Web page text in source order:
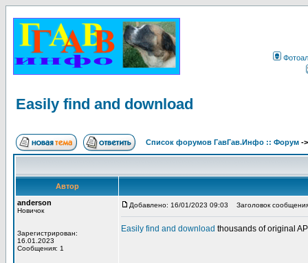
Easily find and download
Список форумов ГавГав.Инфо :: Форум -
Автор
anderson
Новичок
Зарегистрирован:
16.01.2023
Сообщения: 1
Добавлено: 16/01/2023 09:03 Заголовок
Easily find and download thousands of original